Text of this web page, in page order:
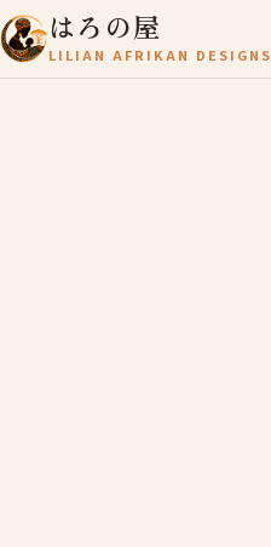
はろの屋
LILIAN AFRIKAN DESIGNS